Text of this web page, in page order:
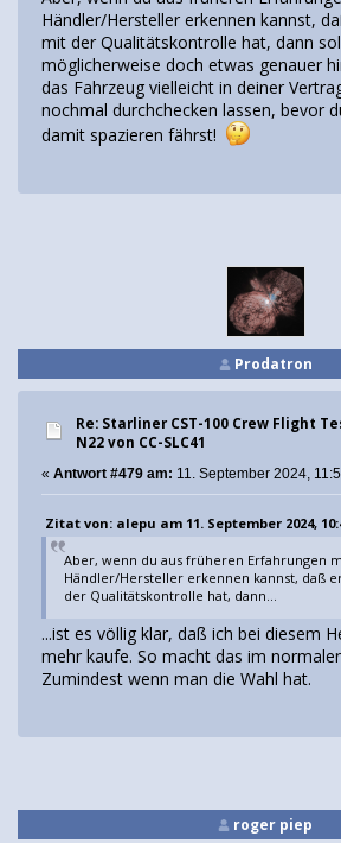
Händler/Hersteller erkennen kannst,
mit der Qualitätskontrolle hat, dann
möglicherweise doch etwas genauer
das Fahrzeug vielleicht in deiner
nochmal durchchecken lassen, bevor
damit spazieren fährst!
Prodatron
Re: Starliner CST-100 Crew Flight
N22 von CC-SLC41
« Antwort #479 am: 11. September 2024,
Zitat von: alepu am 11. September 2024,
Aber, wenn du aus früheren Erfahrungen
Händler/Hersteller erkennen kannst, daß
der Qualitätskontrolle hat, dann...
...ist es völlig klar, daß ich bei diesem
mehr kaufe. So macht das im
Zumindest wenn man die Wahl hat.
roger piep